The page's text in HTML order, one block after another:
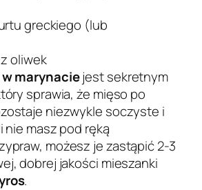
greckiego (lub
oliwek
marynaciejest sekretnym
sprawia, że mięso po
niezwykle soczyste i
nie masz pod ręką
możesz je zastąpić 2-3
dobrej jakości mieszanki
.